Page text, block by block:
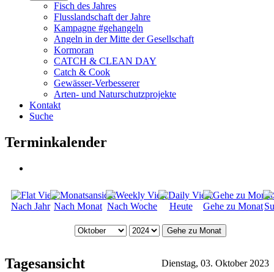
Fisch des Jahres
Flusslandschaft der Jahre
Kampagne #gehangeln
Angeln in der Mitte der Gesellschaft
Kormoran
CATCH & CLEAN DAY
Catch & Cook
Gewässer-Verbesserer
Arten- und Naturschutzprojekte
Kontakt
Suche
Terminkalender
Nach Jahr Nach Monat Nach Woche Heute Gehe zu Monat
Gehe zu Monat
Tagesansicht Dienstag, 03. Oktober 2023